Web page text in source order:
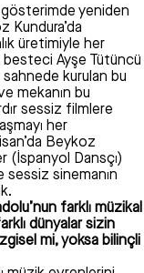
yeniden
Kundura’da
üretimiyle her
besteci Ayşe Tütüncü
kurulan bu
mekanın bu
sessiz filmlere
her
Beykoz
(İspanyol Dansçı)
sinemanın
farklı müzikal
dünyalar sizin
mi, yoksa bilinçli